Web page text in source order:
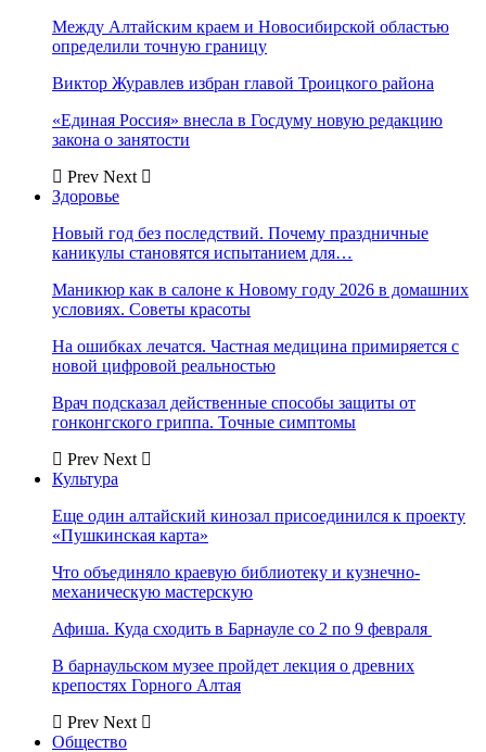
Между Алтайским краем и Новосибирской областью
определили точную границу
Виктор Журавлев избран главой Троицкого района
«Единая Россия» внесла в Госдуму новую редакцию
закона о занятости
Prev Next
Здоровье
Новый год без последствий. Почему праздничные
каникулы становятся испытанием для…
Маникюр как в салоне к Новому году 2026 в домашних
условиях. Советы красоты
На ошибках лечатся. Частная медицина примиряется с
новой цифровой реальностью
Врач подсказал действенные способы защиты от
гонконгского гриппа. Точные симптомы
Prev Next
Культура
Еще один алтайский кинозал присоединился к проекту
«Пушкинская карта»
Что объединяло краевую библиотеку и кузнечно-
механическую мастерскую
Афиша. Куда сходить в Барнауле со 2 по 9 февраля
В барнаульском музее пройдет лекция о древних
крепостях Горного Алтая
Prev Next
Общество